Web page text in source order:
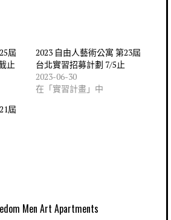
屆
止
2023 自由人藝術公寓 第23屆
台北實習招募計劃 7/5止
2023-06-30
在「實習計畫」中
屆
Men Art Apartments